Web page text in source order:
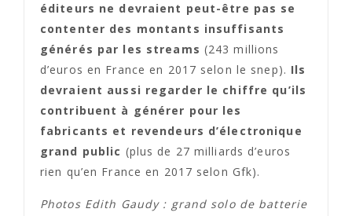
éditeurs ne devraient peut-être pas se
contenter des montants insuffisants
générés par les streams (243 millions
d’euros en France en 2017 selon le snep). Ils
devraient aussi regarder le chiffre qu’ils
contribuent à générer pour les
fabricants et revendeurs d’électronique
grand public (plus de 27 milliards d’euros
rien qu’en France en 2017 selon Gfk).
Photos Edith Gaudy : grand solo de batterie